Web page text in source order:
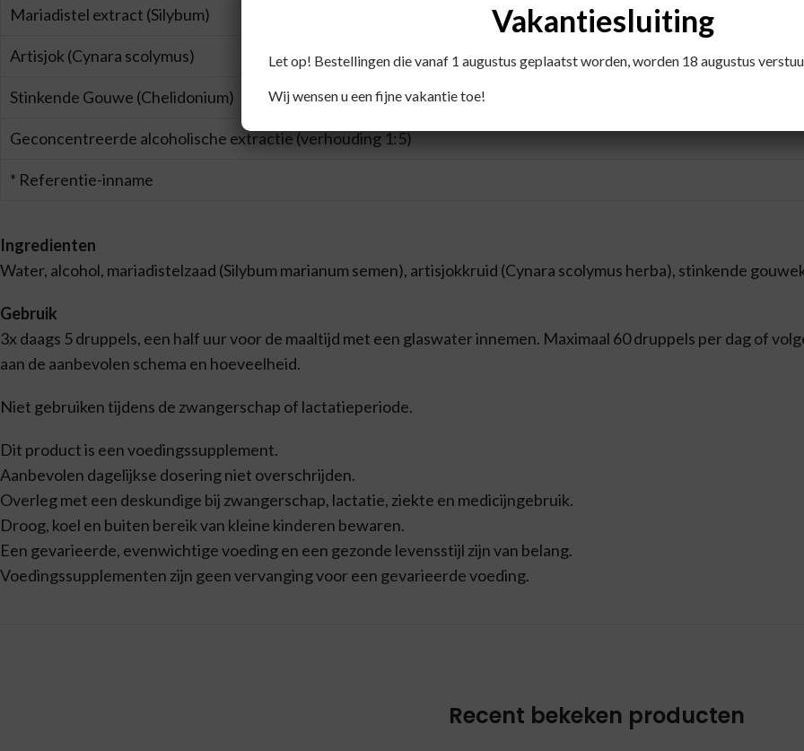
Mariadistel extract (Silybum)
Artisjok (Cynara scolymus)
Stinkende Gouwe (Chelidonium)
Geconcentreerde alcoholische extractie (verhouding 1:5)
* Referentie-inname
Ingredienten
Water, alcohol, mariadistelzaad (Silybum marianum semen), artisjokkruid (Cynara scolymus herba), stinkende
Gebruik
3x daags 5 druppels, een half uur voor de maaltijd met een glaswater innemen. Maximaal 60 druppels per dag of
aan de aanbevolen schema en hoeveelheid.
Niet gebruiken tijdens de zwangerschap of lactatieperiode.
Dit product is een voedingssupplement.
Aanbevolen dagelijkse dosering niet overschrijden.
Overleg met een deskundige bij zwangerschap, lactatie, ziekte en medicijngebruik.
Droog, koel en buiten bereik van kleine kinderen bewaren.
Een gevarieerde, evenwichtige voeding en een gezonde levensstijl zijn van belang.
Voedingssupplementen zijn geen vervanging voor een gevarieerde voeding.
Recent bekeken producten
Vakantiesluiting
Let op! Bestellingen die vanaf 1 augustus geplaatst worden, worden 18 augustus
Wij wensen u een fijne vakantie toe!